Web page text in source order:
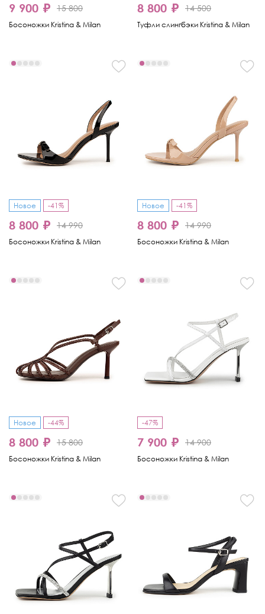
9 900 ₽ 15 800
Босоножки Kristina & Milan
8 800 ₽ 14 500
Туфли слингбэки Kristina & Milan
Новое -41%
8 800 ₽ 14 990
Босоножки Kristina & Milan
Новое -41%
8 800 ₽ 14 990
Босоножки Kristina & Milan
Новое -44%
8 800 ₽ 15 800
Босоножки Kristina & Milan
-47%
7 900 ₽ 14 900
Босоножки Kristina & Milan